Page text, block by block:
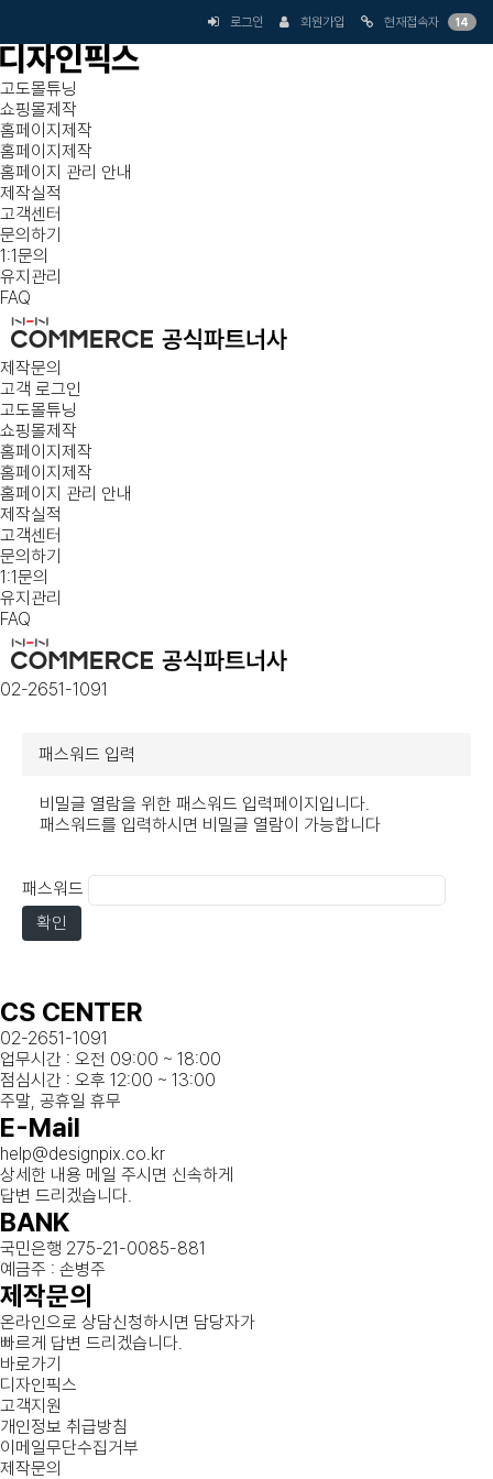
로그인 회원가입 현재접속자 14
고도몰튜닝
쇼핑몰제작
홈페이지제작
홈페이지제작
홈페이지 관리 안내
제작실적
고객센터
문의하기
1:1문의
유지관리
FAQ
제작문의
고객 로그인
고도몰튜닝
쇼핑몰제작
홈페이지제작
홈페이지제작
홈페이지 관리 안내
제작실적
고객센터
문의하기
1:1문의
유지관리
FAQ
02-2651-1091
패스워드 입력
비밀글 열람을 위한 패스워드 입력페이지입니다.
패스워드를 입력하시면 비밀글 열람이 가능합니다
패스워드
확인
CS CENTER
02-2651-1091
업무시간 : 오전 09:00 ~ 18:00
점심시간 : 오후 12:00 ~ 13:00
주말, 공휴일 휴무
E-Mail
help@designpix.co.kr
상세한 내용 메일 주시면 신속하게
답변 드리겠습니다.
BANK
국민은행 275-21-0085-881
예금주 : 손병주
제작문의
온라인으로 상담신청하시면 담당자가
빠르게 답변 드리겠습니다.
바로가기
디자인픽스
고객지원
개인정보 취급방침
이메일무단수집거부
제작문의